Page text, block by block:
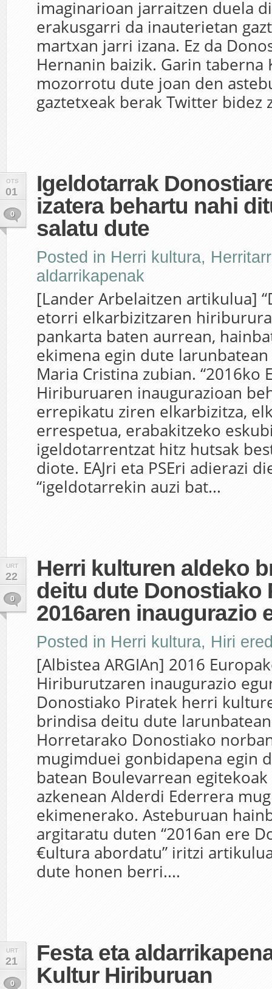
imaginarioan jarraitzen duela
erakusgarri da inauterietan
martxan jarri izana. Ez da
Hernanin baizik. Garin taberna
mozorrotu dute joan den
gaztetxeak berak Twitter bidez
OTS
01
0
Igeldotarrak
izatera behartu nahi
salatu dute
Posted in Herri kultura,
aldarrikapenak
[Lander Arbelaitzen artikulua]
etorri elkarbizitzaren
pankarta baten aurrean,
ekimena egin dute
Maria Cristina zubian. “2016ko
Hiriburuaren inaugurazioan
errepikatu ziren elkarbizitza,
errespetua, erabakitzeko
igeldotarrentzat hitz hutsak
diote. EAJri eta PSEri adierazi
“igeldotarrekin auzi bat...
URT
22
0
Herri kulturen aldeko
deitu dute Donostiako
2016aren inaugurazio
Posted in Herri kultura, Hiri
[Albistea ARGIAn] 2016
Hiriburutzaren inaugurazio
Donostiako Piratek herri
brindisa deitu dute
Horretarako Donostiako
mugimduei gonbidapena egin
batean Boulevarrean
azkenean Alderdi Ederrera
ekimenerako. Asteburuan
argitaratu duten “2016an ere
€ultura abordatu” iritzi
dute honen berri....
URT
21
0
Festa eta
Kultur Hiriburuan